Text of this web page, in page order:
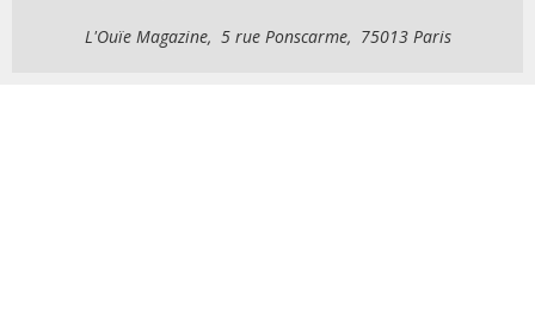
L'Ouïe Magazine, 5 rue Ponscarme, 75013 Paris